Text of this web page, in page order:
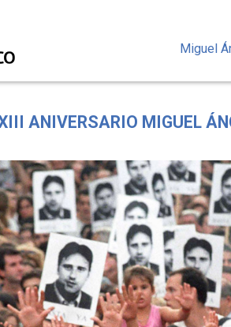
Miguel
ANIVERSARIO MIGUEL